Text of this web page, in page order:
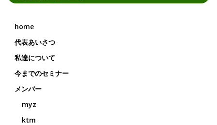
home
代表あいさつ
私達について
今までのセミナー
メンバー
myz
ktm